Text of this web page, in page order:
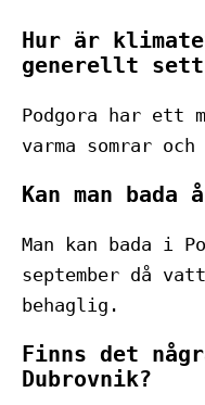
Hur är
generellt
Podgora har ett
varma somrar
Kan man
Man kan bada i
september då
behaglig.
Finns det
Dubrovnik?